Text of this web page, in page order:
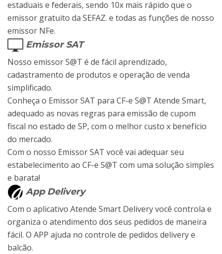
estaduais e federais, sendo 10x mais rápido que o
emissor gratuito da SEFAZ. e todas as funções de nosso
emissor NFe.
Emissor SAT
Nosso emissor S@T é de fácil aprendizado,
cadastramento de produtos e operação de venda
simplificado.
Conheça o Emissor SAT para CF-e S@T Atende Smart,
adequado as novas regras para emissão de cupom
fiscal no estado de SP, com o melhor custo x benefício
do mercado.
Com o nosso Emissor SAT você vai adequar seu
estabelecimento ao CF-e S@T com uma solução simples
e barata!
App Delivery
Com o aplicativo Atende Smart Delivery você controla e
organiza o atendimento dos seus pedidos de maneira
fácil. O APP ajuda no controle de pedidos delivery e
balcão.